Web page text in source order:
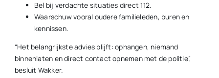
Bel bij verdachte situaties direct 112.
Waarschuw vooral oudere familieleden, buren en
kennissen.
“Het belangrijkste advies blijft: ophangen, niemand
binnenlaten en direct contact opnemen met de politie”,
besluit Wakker.